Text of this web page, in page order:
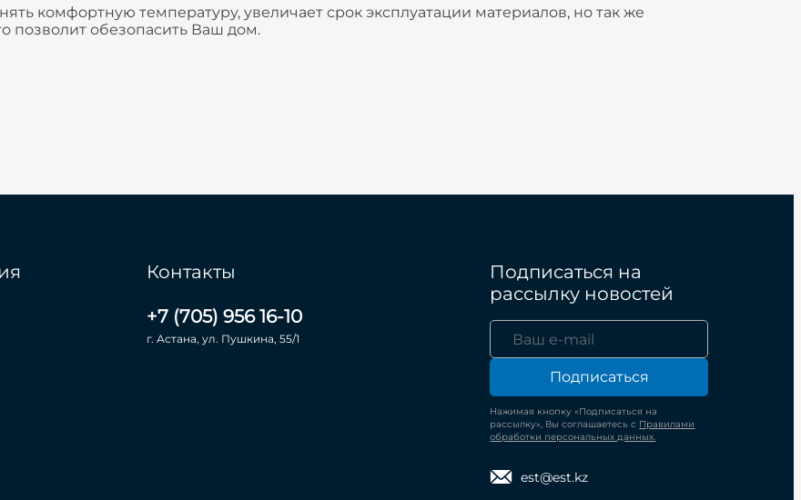
комфортную температуру, увеличает срок эксплуатации материалов, но так же
позволит обезопасить Ваш дом.
Контакты
+7 (705) 956 16-10
г. Астана, ул. Пушкина, 55/1
Подписаться на
рассылку новостей
Подписаться
Нажимая кнопку «Подписаться на
рассылку», Вы соглашаетесь с Правилами
обработки персональных данных.
est@est.kz